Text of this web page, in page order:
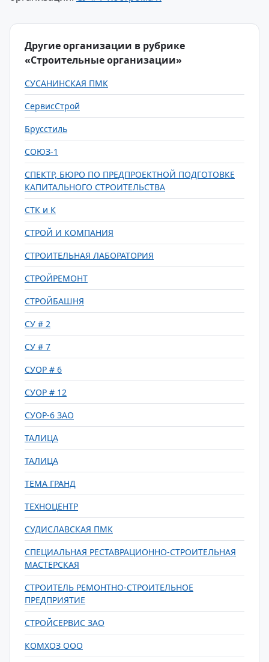
Другие организации в рубрике
«Строительные организации»
СУСАНИНСКАЯ ПМК
СервисСтрой
Брусстиль
СОЮЗ-1
СПЕКТР, БЮРО ПО ПРЕДПРОЕКТНОЙ ПОДГОТОВКЕ
КАПИТАЛЬНОГО СТРОИТЕЛЬСТВА
СТК и К
СТРОЙ И КОМПАНИЯ
СТРОИТЕЛЬНАЯ ЛАБОРАТОРИЯ
СТРОЙРЕМОНТ
СТРОЙБАШНЯ
СУ # 2
СУ # 7
СУОР # 6
СУОР # 12
СУОР-6 ЗАО
ТАЛИЦА
ТАЛИЦА
ТЕМА ГРАНД
ТЕХНОЦЕНТР
СУДИСЛАВСКАЯ ПМК
СПЕЦИАЛЬНАЯ РЕСТАВРАЦИОННО-СТРОИТЕЛЬНАЯ
МАСТЕРСКАЯ
СТРОИТЕЛЬ РЕМОНТНО-СТРОИТЕЛЬНОЕ
ПРЕДПРИЯТИЕ
СТРОЙСЕРВИС ЗАО
КОМХОЗ ООО